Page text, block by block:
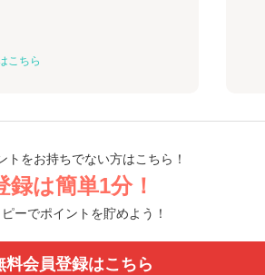
こちら
トをお持ちでない方はこちら！
録は簡単1分！
ーでポイントを貯めよう！
料会員登録はこちら